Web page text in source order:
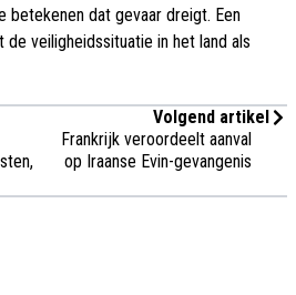
betekenen dat gevaar dreigt. Een
veiligheidssituatie in het land als
Volgend artikel
Frankrijk veroordeelt aanval
op Iraanse Evin-gevangenis